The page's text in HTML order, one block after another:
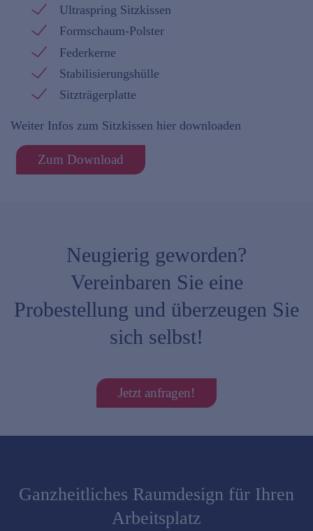
Ultraspring Sitzkissen
Formschaum-Polster
Federkerne
Stabilisierungshülle
Sitzträgerplatte
Weiter Infos zum Sitzkissen hier downloaden
Zum Download
Neugierig geworden?
Vereinbaren Sie eine
Probestellung und überzeugen Sie
sich selbst!
Jetzt anfragen!
Ganzheitliches Raumdesign für Ihren
Arbeitsplatz